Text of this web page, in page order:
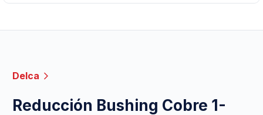
Delca
Reducción Bushing Cobre 1-